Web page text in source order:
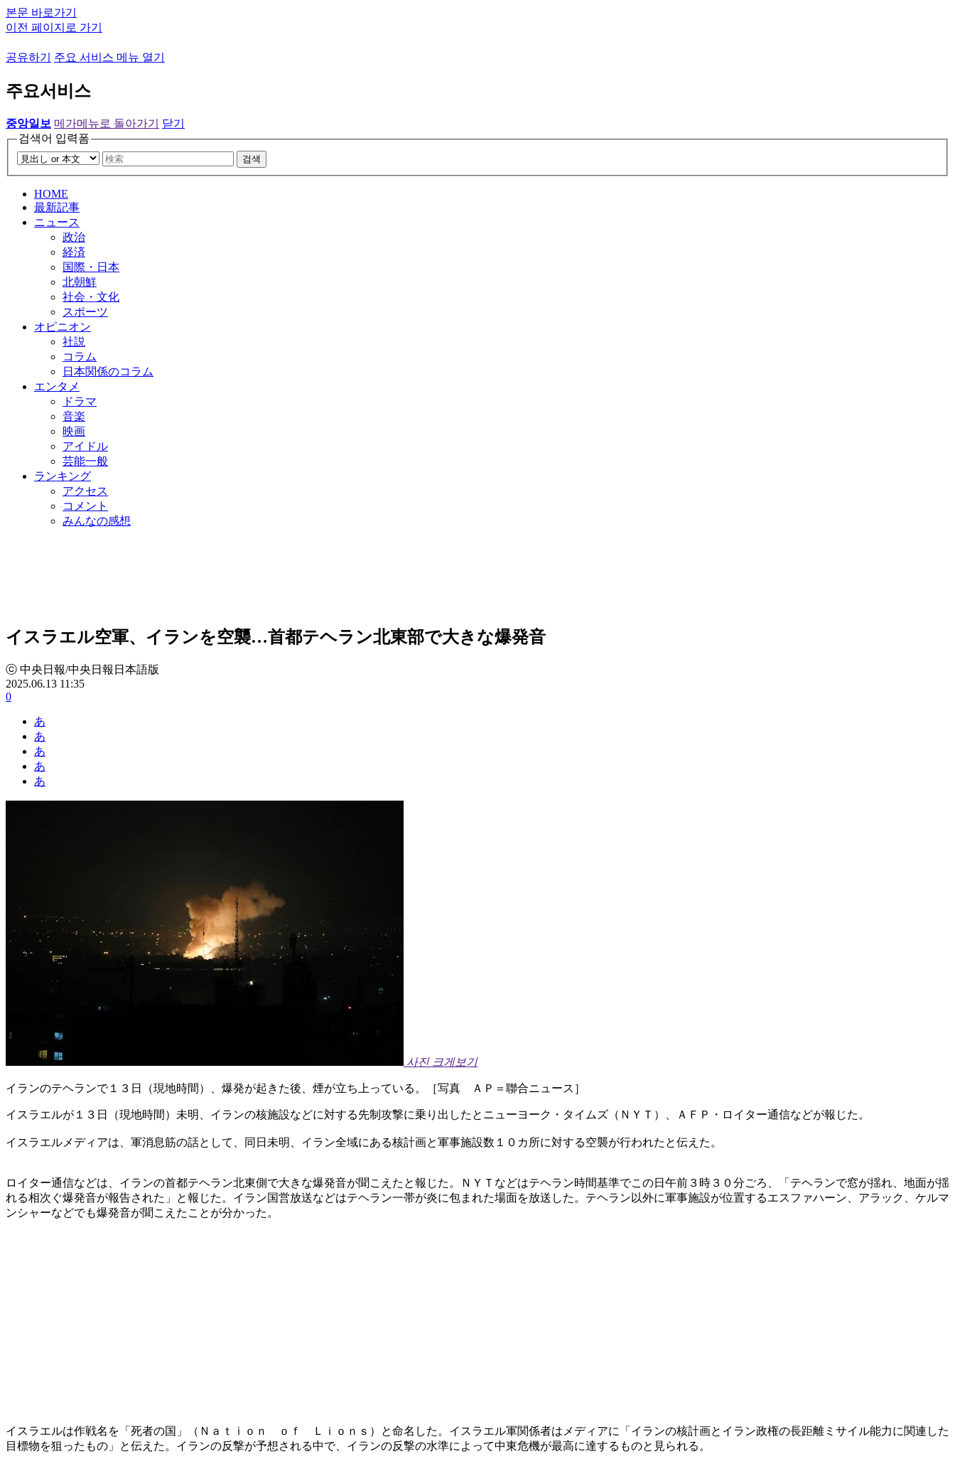
본문 바로가기
이전 페이지로 가기
공유하기 주요 서비스 메뉴 열기
주요서비스
중앙일보 메가메뉴로 돌아가기
닫기
검색어 입력폼
검색
HOME
最新記事
ニュース
政治
経済
国際・日本
北朝鮮
社会・文化
スポーツ
オピニオン
社説
コラム
日本関係のコラム
エンタメ
ドラマ
音楽
映画
アイドル
芸能一般
ランキング
アクセス
コメント
みんなの感想
イスラエル空軍、イランを空襲…首都テヘラン北東部で大きな爆発音
ⓒ 中央日報/中央日報日本語版
2025.06.13 11:35
0
あ
あ
あ
あ
あ
사진 크게보기
イランのテヘランで１３日（現地時間）、爆発が起きた後、煙が立ち上っている。［写真 ＡＰ＝聯合ニュース］
イスラエルが１３日（現地時間）未明、イランの核施設などに対する先制攻撃に乗り出したとニューヨーク・タイムズ（ＮＹＴ）、ＡＦＰ・ロイター通信などが報じた。
イスラエルメディアは、軍消息筋の話として、同日未明、イラン全域にある核計画と軍事施設数１０カ所に対する空襲が行われたと伝えた。
ロイター通信などは、イランの首都テヘラン北東側で大きな爆発音が聞こえたと報じた。ＮＹＴなどはテヘラン時間基準でこの日午前３時３０分ごろ、「テヘランで窓が揺れ、地面が揺
れる相次ぐ爆発音が報告された」と報じた。イラン国営放送などはテヘラン一帯が炎に包まれた場面を放送した。テヘラン以外に軍事施設が位置するエスファハーン、アラック、ケルマ
ンシャーなどでも爆発音が聞こえたことが分かった。
イスラエルは作戦名を「死者の国」（Ｎａｔｉｏｎ ｏｆ Ｌｉｏｎｓ）と命名した。イスラエル軍関係者はメディアに「イランの核計画とイラン政権の長距離ミサイル能力に関連した
目標物を狙ったもの」と伝えた。イランの反撃が予想される中で、イランの反撃の水準によって中東危機が最高に達するものと見られる。